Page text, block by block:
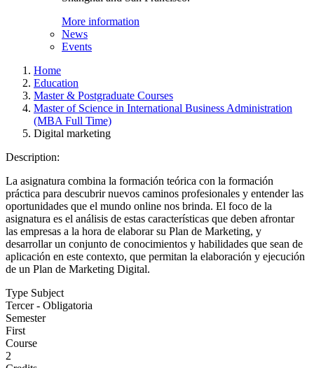
More information
News
Events
Home
Education
Master & Postgraduate Courses
Master of Science in International Business Administration
(MBA Full Time)
Digital marketing
Description:
La asignatura combina la formación teórica con la formación
práctica para descubrir nuevos caminos profesionales y entender las
oportunidades que el mundo online nos brinda. El foco de la
asignatura es el análisis de estas características que deben afrontar
las empresas a la hora de elaborar su Plan de Marketing, y
desarrollar un conjunto de conocimientos y habilidades que sean de
aplicación en este contexto, que permitan la elaboración y ejecución
de un Plan de Marketing Digital.
Type Subject
Tercer - Obligatoria
Semester
First
Course
2